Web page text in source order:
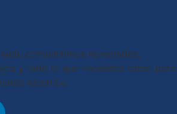
compartimos novedades,
y todo lo que necesitás saber para
eléctrico.